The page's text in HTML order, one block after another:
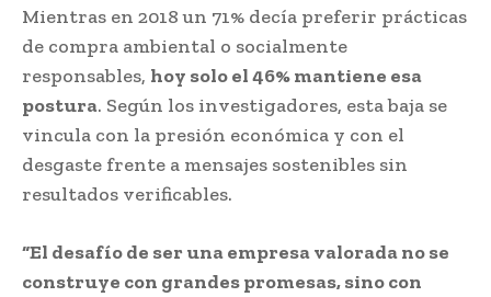
Mientras en 2018 un 71% decía preferir prácticas
de compra ambiental o socialmente
responsables, hoy solo el 46% mantiene esa
postura. Según los investigadores, esta baja se
vincula con la presión económica y con el
desgaste frente a mensajes sostenibles sin
resultados verificables.
“El desafío de ser una empresa valorada no se
construye con grandes promesas, sino con